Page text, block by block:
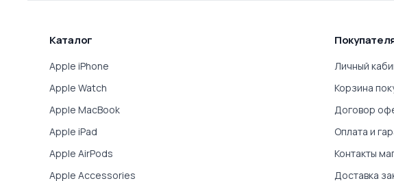
0
Apple iPad Air 13" 2025 256GB